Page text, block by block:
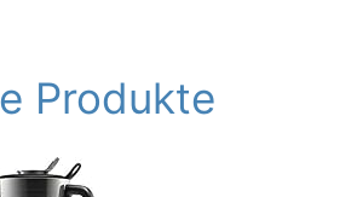
Produkte